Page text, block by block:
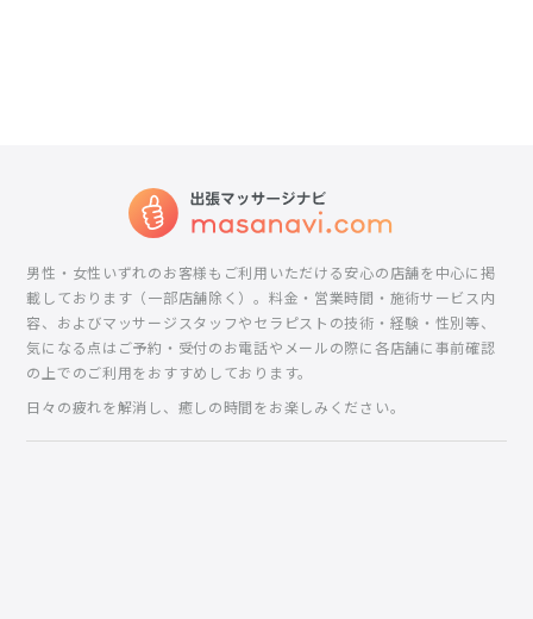
男性・女性いずれのお客様もご利用いただける安心の店舗を中心に掲
載しております（一部店舗除く）。料金・営業時間・施術サービス内
容、およびマッサージスタッフやセラピストの技術・経験・性別等、
気になる点はご予約・受付のお電話やメールの際に各店舗に事前確認
の上でのご利用をおすすめしております。
日々の疲れを解消し、癒しの時間をお楽しみください。